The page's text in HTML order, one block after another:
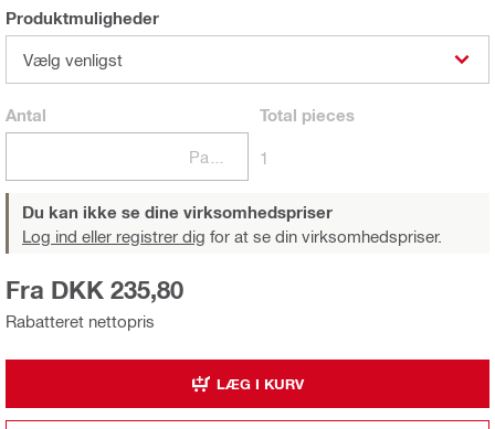
Produktmuligheder
Vælg venligst
Antal Total pieces
1
Du kan ikke se dine virksomhedspriser
Log ind eller registrer dig for at se din virksomhedspriser.
Rabatteret nettopris
Fra DKK 235,80
LÆG I KURV